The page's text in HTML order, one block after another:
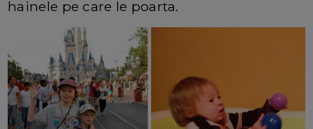
hainele pe care le poarta.